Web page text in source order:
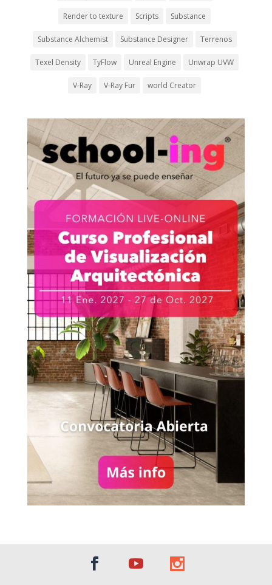
Render to texture Scripts Substance
Substance Alchemist Substance Designer Terrenos
Texel Density TyFlow Unreal Engine Unwrap UVW
V-Ray V-Ray Fur world Creator